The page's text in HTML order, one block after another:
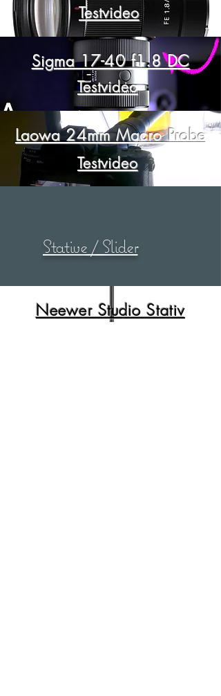
Testvideo
Sigma 17-40 f1.8 DC
Testvideo
Laowa 24mm Macro Probe
Testvideo
Stative / Slider
Neewer Studio Stativ